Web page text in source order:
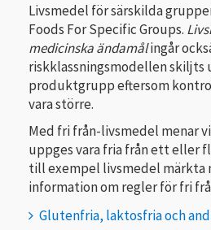
Livsmedel för särskilda
Foods For Specific Groups.
medicinska ändamålingår
riskklassningsmodellen skiljts
produktgrupp eftersom
vara större.
Med fri från-livsmedel menar
uppges vara fria från ett eller
till exempel livsmedel märkta
information om regler för fri
Glutenfria, laktosfria och